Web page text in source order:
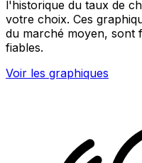
l'historique du taux de
votre choix. Ces
du marché moyen, sont
fiables.
Voir les graphiques